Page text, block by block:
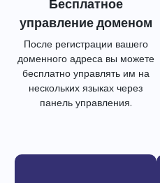
Бесплатное
управление доменом
После регистрации вашего
доменного адреса вы можете
бесплатно управлять им на
нескольких языках через
панель управления.